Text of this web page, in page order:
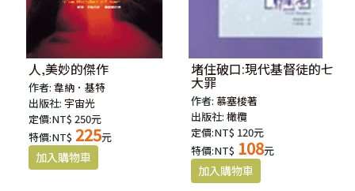
人,美妙的傑作
作者:韋納．基特
出版社: 宇宙光
定價:NT$ 250元
特價:NT$ 225元
堵住破口:現代基督徒的七
大罪
作者:慕塞梭著
出版社:橄欖
定價:NT$ 120元
特價:NT$ 108元